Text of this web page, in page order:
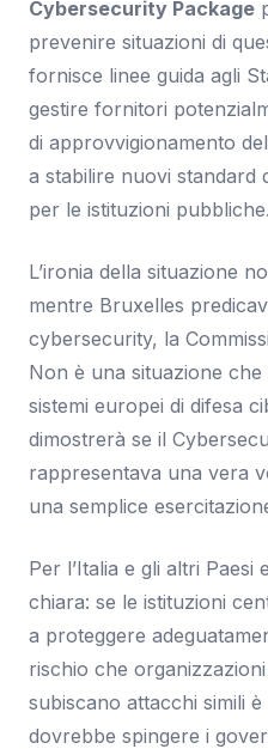
Cybersecurity Package
prevenire situazioni di
fornisce linee guida agli
gestire fornitori
di approvvigionamento
a stabilire nuovi standard
per le istituzioni pubbliche.
L’ironia della situazione
mentre Bruxelles
cybersecurity, la
Non è una situazione
sistemi europei di difesa
dimostrerà se il
rappresentava una vera
una semplice
Per l’Italia e gli altri Paesi
chiara: se le istituzioni
a proteggere
rischio che
subiscano attacchi simili
dovrebbe spingere i